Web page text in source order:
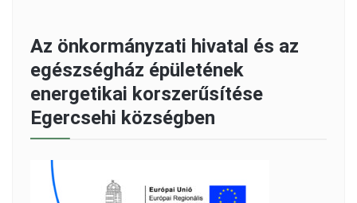
Az önkormányzati hivatal és az
egészségház épületének
energetikai korszerűsítése
Egercsehi községben